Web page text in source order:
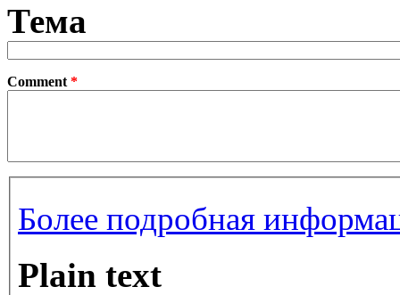
Тема
Comment *
Более подробная
Plain text